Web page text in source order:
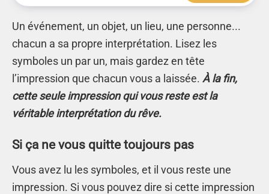
Un événement, un objet, un lieu, une personne...
chacun a sa propre interprétation. Lisez les
symboles un par un, mais gardez en tête
l’impression que chacun vous a laissée. À la fin,
cette seule impression qui vous reste est la
véritable interprétation du rêve.
Si ça ne vous quitte toujours pas
Vous avez lu les symboles, et il vous reste une
impression. Si vous pouvez dire si cette impression